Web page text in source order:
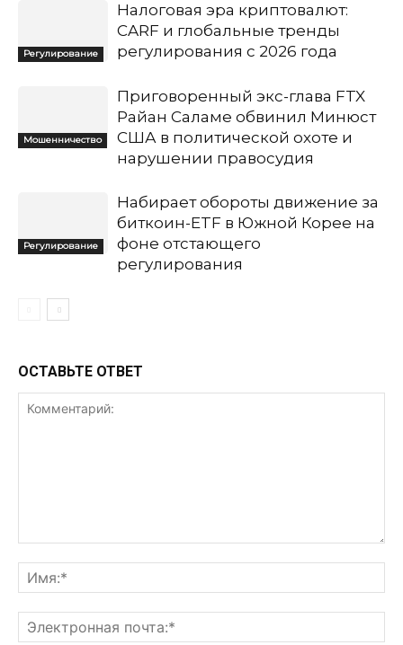
Регулирование
Налоговая эра криптовалют:
CARF и глобальные тренды
регулирования с 2026 года
Мошенничество
Приговоренный экс-глава FTX
Райан Саламе обвинил Минюст
США в политической охоте и
нарушении правосудия
Регулирование
Набирает обороты движение за
биткоин-ETF в Южной Корее на
фоне отстающего
регулирования
ОСТАВЬТЕ ОТВЕТ